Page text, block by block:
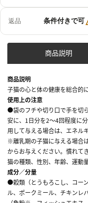
返品 条件付きで可
商品説明
商品説明
子猫の心と体の健康を総合的
使用上の注意
●袋のフチや切り口で手を切
安に、1日分を2～4回程度に
用して与える場合は、エネル
※離乳期の子猫に与える場合
からお与えください。慣れて
猫の種類、性別、年齢、運動
成分／分量
●穀類（とうもろこし、コー
ル、ポークミール、チキンレ